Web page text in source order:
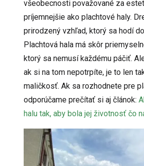
všeobecnosti považované za
príjemnejšie ako plachtové haly.
prirodzený vzhľad, ktorý sa hodí
Plachtová hala má skôr
ktorý sa nemusí každému páčiť.
ak si na tom nepotrpíte, je to len
maličkosť. Ak sa rozhodnete pre
odporúčame prečítať si aj článok:
halu tak, aby bola jej životnosť čo